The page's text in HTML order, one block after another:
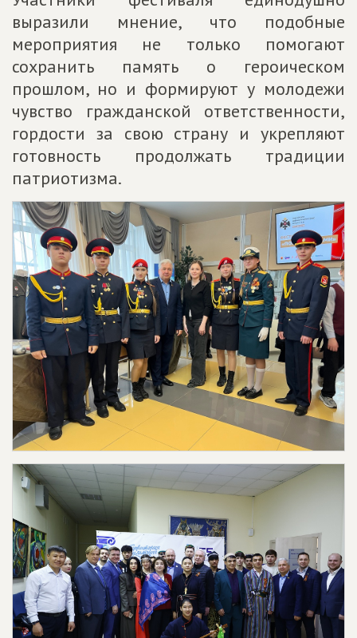
выразили мнение, что подобные
мероприятия не только помогают
сохранить память о героическом
прошлом, но и формируют у молодежи
чувство гражданской ответственности,
гордости за свою страну и укрепляют
готовность продолжать традиции
патриотизма.